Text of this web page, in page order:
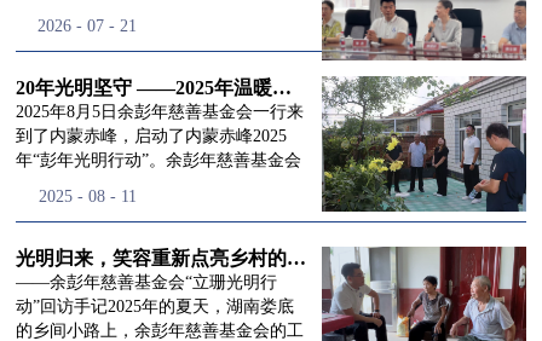
换届会议严格按照基金会章程规定流程
同回顾了基金会过往任期内在助学兴
教、医疗救助、公益事业普惠等多个领
域深耕耕耘的公益历程，充分肯定了第
三届理事会全体成员多年来接续付出的
民、济世利人"的慈善理念所做出的突
流程，完成了新一届治理层的选举任
命，全新的第四届理事会正式组建完
成：选举彭志兵、徐滨、彭新英、李
栋、李玲辉、郭启兴、梅鑫为余彭年慈
土地，赴一场延续了二十一年的光明之
残联唐婷婷理事长到场参与本次启动活
动，由衷肯定了基金会坚持二十一年深
耕光明帮扶的坚守，也向长久奔走推进
项目的我们表达了谢意。二十一年时光
市与县域，一趟趟奔赴偏远地区，只为
景，这份认可，也让我们更加笃定前行
的脚步。启动仪式落幕之后，我们没有
即刻返程，联合赤峰市残联的工作人
员、专业医护队伍走入乡间小路，随机
2026 - 07 - 21
20年光明坚守 ——2025年温暖启程“彭年光明行动”内蒙赤峰
2025年8月5日余彭年慈善基金会一行来
到了内蒙赤峰，启动了内蒙赤峰2025
年“彭年光明行动”。余彭年慈善基金会
欣以及余彭年慈善基金会志愿者姜颖妍
峰市残联理事长孙德欣对我们“彭年光
明行动”给予了高度的肯定，他表示“彭
年光明行动”不仅仅是帮助白内障患者
恢复光明，最重要的是减轻了患者家庭
2025 - 08 - 11
光明归来，笑容重新点亮乡村的角落
——余彭年慈善基金会“立珊光明行
动”回访手记2025年的夏天，湖南娄底
的乡间小路上，余彭年慈善基金会的工
道>>